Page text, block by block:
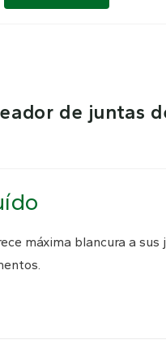
de juntas
máxima blancura a sus